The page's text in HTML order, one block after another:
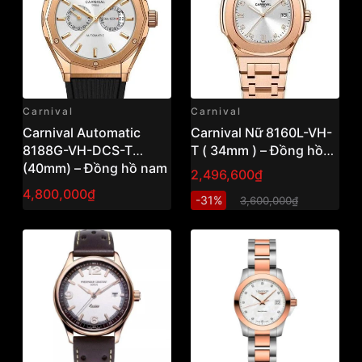
Carnival
Carnival Automatic
8188G-VH-DCS-T
(40mm) – Đồng hồ nam
cơ thanh lịch, thiết kế
sang trọng hiện đại
4,800,000₫
Carnival
Carnival Nữ 8160L-VH-
T ( 34mm ) – Đồng hồ
nữ thanh lịch, thiết kế
tinh tế dễ đeo
2,496,600₫
-31% 3,600,000₫